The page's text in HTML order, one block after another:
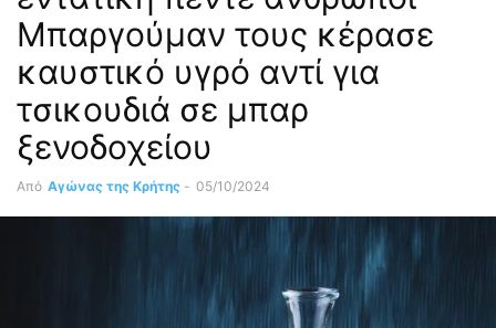
Μπαργούμαν τους κέρασε
καυστικό υγρό αντί για
τσικουδιά σε μπαρ
ξενοδοχείου
Από Αγώνας της Κρήτης - 05/10/2024